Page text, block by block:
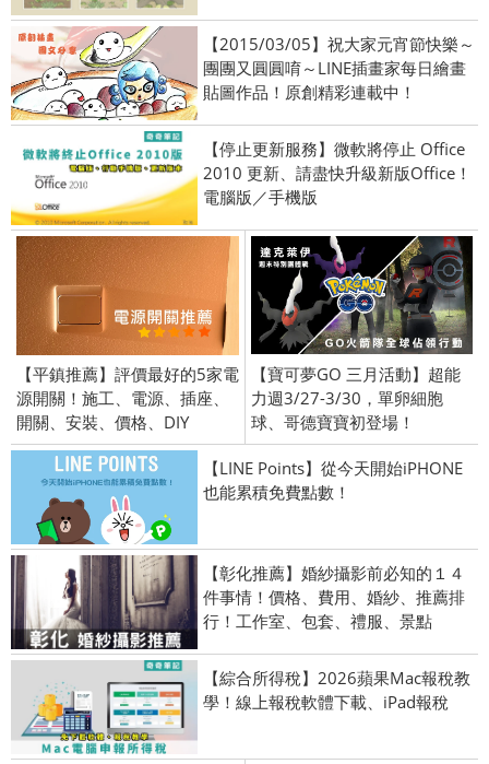
【2015/03/05】祝大家元宵節快樂～
團團又圓圓唷～LINE插畫家每日繪畫
貼圖作品！原創精彩連載中！
【停止更新服務】微軟將停止 Office
2010 更新、請盡快升級新版Office！
電腦版／手機版
【平鎮推薦】評價最好的5家電
源開關！施工、電源、插座、
開關、安裝、價格、DIY
【寶可夢GO 三月活動】超能
力週3/27-3/30，單卵細胞
球、哥德寶寶初登場！
【LINE Points】從今天開始iPHONE
也能累積免費點數！
【彰化推薦】婚紗攝影前必知的１４
件事情！價格、費用、婚紗、推薦排
行！工作室、包套、禮服、景點
【綜合所得稅】2026蘋果Mac報稅教
學！線上報稅軟體下載、iPad報稅